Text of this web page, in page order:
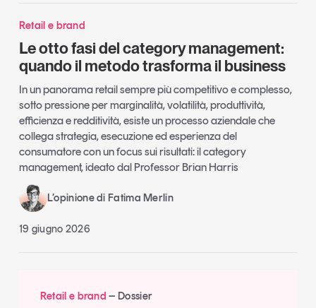
Retail e brand
Le otto fasi del category management:
quando il metodo trasforma il business
In un panorama retail sempre più competitivo e complesso,
sotto pressione per marginalità, volatilità, produttività,
efficienza e redditività, esiste un processo aziendale che
collega strategia, esecuzione ed esperienza del
consumatore con un focus sui risultati: il category
management, ideato dal Professor Brian Harris
L’opinione di Fatima Merlin
19 giugno 2026
Retail e brand Dossier